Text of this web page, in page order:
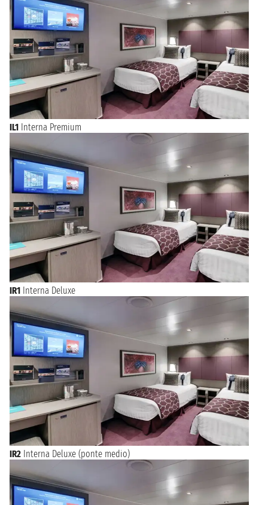
Mondiale.
La cucina genovese è molto ricca e saporita, provate la Farinata
di Cecio un pezzo della gustosa e rinomata Focaccia genovese!
Potrete scegliere se fermarvi in una delle tante trattorie del
centro storico che offrono menù a prezzo fisso per provare un
piatto diTrofiette al Pesto, Pansoti al Sugo di Nocie molto
altro o godetevi il vostro panino al sole delle panchine del
Porto Anticoammirando la Lanterna in tutto il suo splendore.
IL1 Interna Premium
IR1 Interna Deluxe
IR2 Interna Deluxe (ponte medio)